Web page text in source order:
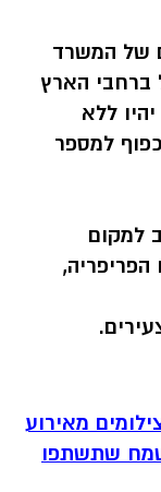
של המשרד
ברחבי הארץ
ללא
למספר
למקום
מאירוע
שתשתפו